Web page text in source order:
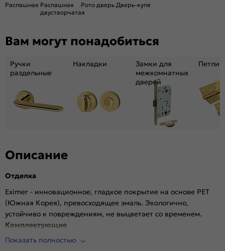
Вес, кг:
Кромка:
Алюминиевая черная матовая
Гладкая, матовая
Возможность покраски:
Нет
Для влажных помещений:
Да
Уровень шумоизоляции:
Фрезеровка под петли:
Износостойкость:
Высокая
Пропускает свет:
Подходит под двухстворчатый проём:
Гарантия (лет):
Материал:
Распашная Распашная
двустворчатая
Рото дверь Дверь-купе
Вам могут понадобиться
Ручки
раздельные
Накладки
Замки для
межкомнатных
дверей
Петли
Описание
Отделка
Eximer - инновационное, гладкое покрытие на основе PET
(Южная Корея), превосходящее эмаль. Экологично,
устойчиво к повреждениям, не выцветает со временем.
Комплектующие
Врезана магнитная защелка AGB, выполнена фрезеровка
Показать полностью